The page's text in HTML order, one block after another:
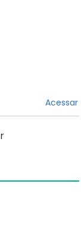
Acessar